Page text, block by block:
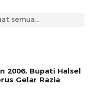
semua...
2006, Bupati Halsel
Gelar Razia